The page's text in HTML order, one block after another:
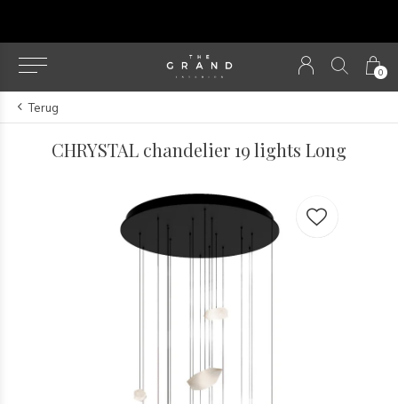
0
Terug
CHRYSTAL chandelier 19 lights Long